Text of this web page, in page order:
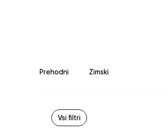
Prehodni Zimski
Vsi filtri